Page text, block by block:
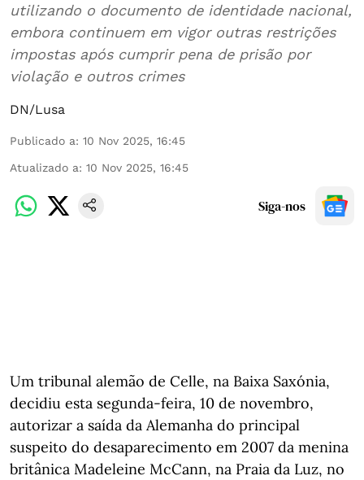
utilizando o documento de identidade nacional,
embora continuem em vigor outras restrições
impostas após cumprir pena de prisão por
violação e outros crimes
DN/Lusa
Publicado a: 10 Nov 2025, 16:45
Atualizado a: 10 Nov 2025, 16:45
Siga-nos
Um tribunal alemão de Celle, na Baixa Saxónia,
decidiu esta segunda-feira, 10 de novembro,
autorizar a saída da Alemanha do principal
suspeito do desaparecimento em 2007 da menina
britânica Madeleine McCann, na Praia da Luz, no